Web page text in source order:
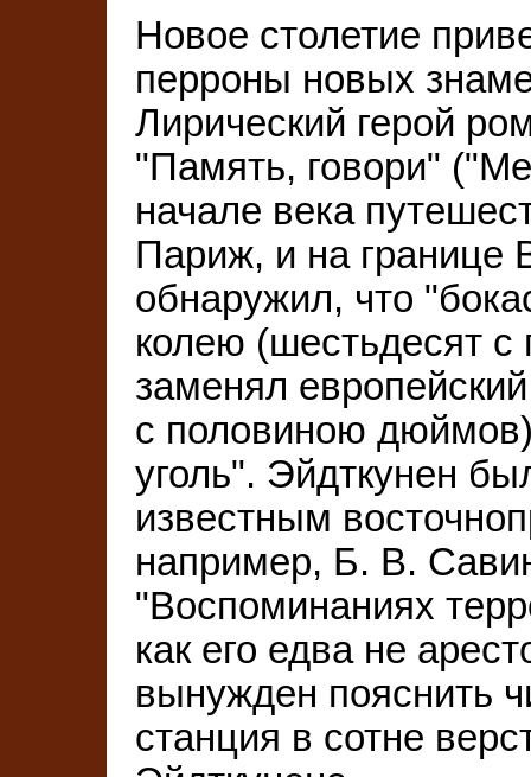
Новое столетие
перроны новых
Лирический герой
"Память, говори"
начале века
Париж, и на границе
обнаружил, что
колею (шестьдесят
заменял
с половиною
уголь". Эйдткунен
известным
например, Б. В.
"Воспоминаниях
как его едва не
вынужден пояснить
станция в сотне